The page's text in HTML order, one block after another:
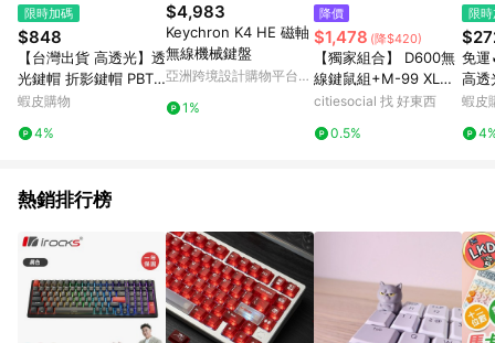
限時加碼
$848
【台灣出貨 高透光】透
光鍵帽 折影鍵帽 PBT
熱升華 十字軸鍵帽 測
帽 非鍵盤
蝦皮購物
4%
$4,983
Keychron K4 HE 磁軸
無線機械鍵盤
亞洲跨境設計購物平台
1%
降價
$1,478 (降$420)
【獨家組合】 D600無
線鍵鼠組+M-99 XL時
尚皮質滑鼠墊 鍵鼠組
citiesocial 找 好東西
0.5%
限
免運
高透
十字
盤
蝦皮
熱銷排行榜